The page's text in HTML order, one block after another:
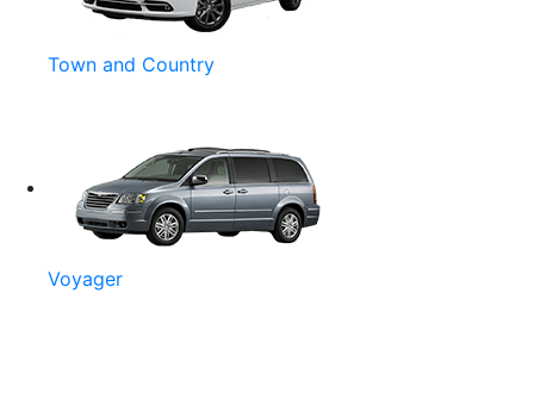
Town and Country
Voyager